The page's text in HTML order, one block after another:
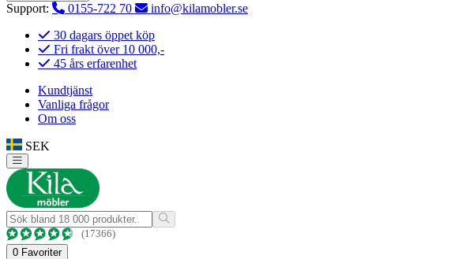
Support: 0155-722 70
info@kilamobler.se
30 dagars öppet köp
Fri frakt över 10 000,-
45 års erfarenhet
Kundtjänst
Vanliga frågor
Om oss
SEK
(17366)
0 Favoriter